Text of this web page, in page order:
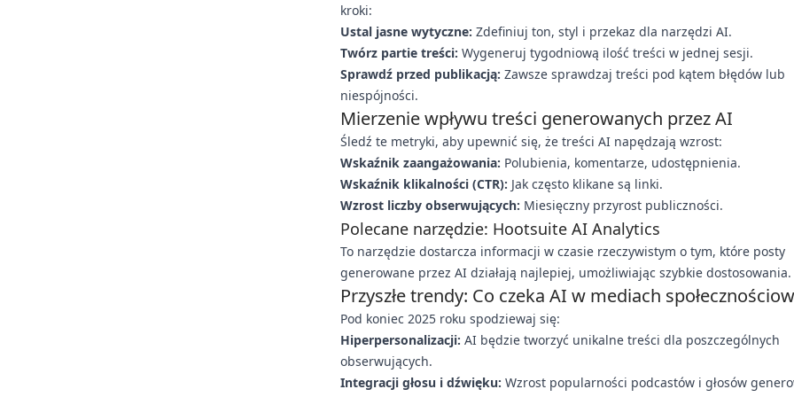
kroki:
Ustal jasne wytyczne: Zdefiniuj ton, styl i przekaz dla narzędzi AI.
Twórz partie treści: Wygeneruj tygodniową ilość treści w jednej sesji.
Sprawdź przed publikacją: Zawsze sprawdzaj treści pod kątem błędów lub
niespójności.
Mierzenie wpływu treści generowanych przez AI
Śledź te metryki, aby upewnić się, że treści AI napędzają wzrost:
Wskaźnik zaangażowania: Polubienia, komentarze, udostępnienia.
Wskaźnik klikalności (CTR): Jak często klikane są linki.
Wzrost liczby obserwujących: Miesięczny przyrost publiczności.
Polecane narzędzie: Hootsuite AI Analytics
To narzędzie dostarcza informacji w czasie rzeczywistym o tym, które posty
generowane przez AI działają najlepiej, umożliwiając szybkie dostosowania.
Przyszłe trendy: Co czeka AI w mediach
Pod koniec 2025 roku spodziewaj się:
Hiperpersonalizacji: AI będzie tworzyć unikalne treści dla poszczególnych
obserwujących.
Integracji głosu i dźwięku: Wzrost popularności podcastów i głosów